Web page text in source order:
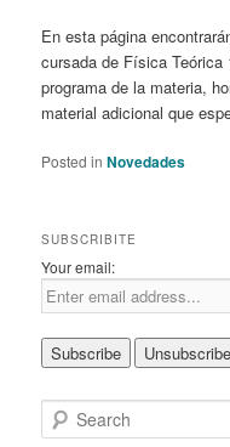
En esta página
cursada de Física
programa de la materia,
material adicional que
Posted in Novedades
SUBSCRIBITE
Your email:
e